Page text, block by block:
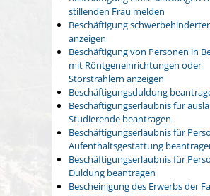
stillenden Frau melden
Beschäftigung
anzeigen
Beschäftigung von Personen in
mit Röntgeneinrichtungen oder
Störstrahlern anzeigen
Beschäftigungsduldung
Beschäftigungserlaubnis für
Studierende beantragen
Beschäftigungserlaubnis für
Aufenthaltsgestattung
Beschäftigungserlaubnis für
Duldung beantragen
Bescheinigung des Erwerbs der